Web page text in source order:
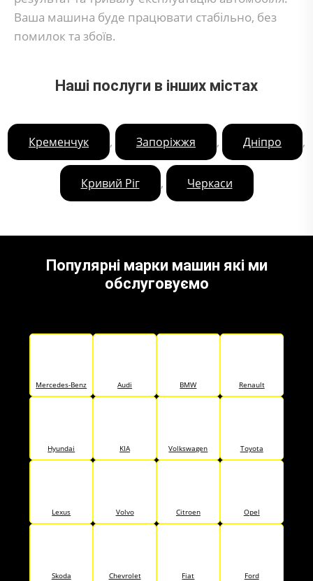
Ваша машина буде працювати стабільно, без
помилок та збоїв.
Наші послуги в інших містах
Кременчук , Запоріжжя , Дніпро ,
Кривий Ріг , Черкаси
Популярні марки машин які ми
обслуговуємо
Mercedes-Benz Audi BMW Renault
Hyundai KIA Volkswagen Toyota
Lexus Volvo Citroen Opel
Skoda Chevrolet Fiat Ford